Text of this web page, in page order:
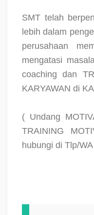
SMT telah
lebih dalam
perusahaan
mengatasi
coaching dan
KARYAWAN di
( Undang
TRAINING
hubungi di Tlp/